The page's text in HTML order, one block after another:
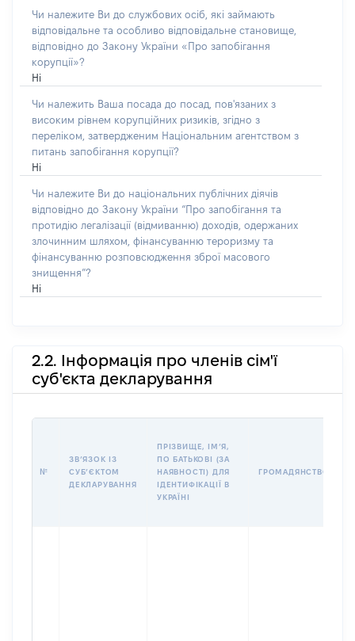
Чи належите Ви до службових осіб, які займають
відповідальне та особливо відповідальне становище,
відповідно до Закону України «Про запобігання
корупції»?
Ні
Чи належить Ваша посада до посад, пов'язаних з
високим рівнем корупційних ризиків, згідно з
переліком, затвердженим Національним агентством з
питань запобігання корупції?
Ні
Чи належите Ви до національних публічних діячів
відповідно до Закону України “Про запобігання та
протидію легалізації (відмиванню) доходів, одержаних
злочинним шляхом, фінансуванню тероризму та
фінансуванню розповсюдження зброї масового
знищення”?
Ні
2.2. Інформація про членів сім'ї
суб'єкта декларування
№
ЗВʼЯЗОК ІЗ
СУБʼЄКТОМ
ДЕКЛАРУВАННЯ
ПРІЗВИЩЕ, ІМʼЯ,
ПО БАТЬКОВІ (ЗА
НАЯВНОСТІ) ДЛЯ
ІДЕНТИФІКАЦІЇ В
УКРАЇНІ
ГРОМАДЯНСТВО